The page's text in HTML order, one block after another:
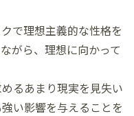
で理想主義的な性格を
がら、理想に向かって
るあまり現実を見失い
い影響を与えることを